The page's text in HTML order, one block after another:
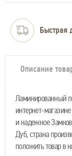
Быстрая
Описание
Ламинированный
интернет-
и надежное
Дуб, страна
положить товар в